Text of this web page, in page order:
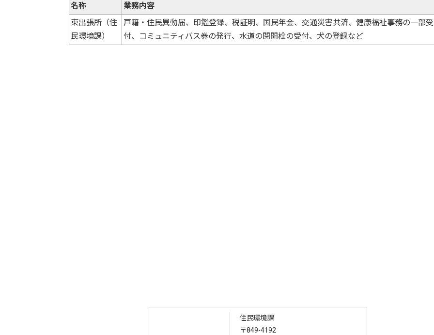
名称
業務内容
東出張所（住
民環境課）
戸籍・住民異動届、印鑑登録、税証明、国民年金、交通災害共済、健康福祉事務の一部受
付、コミュニティバス券の発行、水道の閉開栓の受付、犬の登録など
住民環境課
〒849-4192